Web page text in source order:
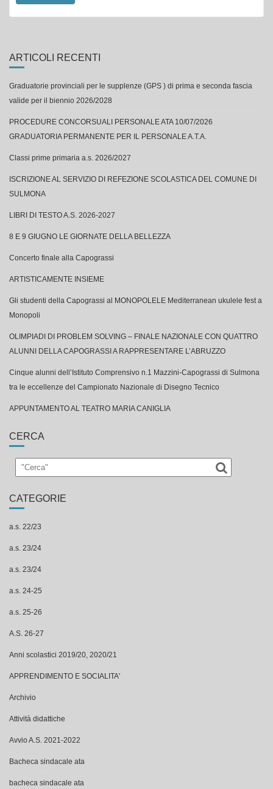
ARTICOLI RECENTI
Graduatorie provinciali per le supplenze (GPS ) di prima e seconda fascia
valide per il biennio 2026/2028
PROCEDURE CONCORSUALI PERSONALE ATA 10/07/2026
GRADUATORIA PERMANENTE PER IL PERSONALE A.T.A.
Classi prime primaria a.s. 2026/2027
ISCRIZIONE AL SERVIZIO DI REFEZIONE SCOLASTICA DEL COMUNE DI
SULMONA
LIBRI DI TESTO A.S. 2026-2027
8 E 9 GIUGNO LE GIORNATE DELLA BELLEZZA
Concerto finale alla Capograssi
ARTISTICAMENTE INSIEME
Gli studenti della Capograssi al MONOPOLELE Mediterranean ukulele fest a
Monopoli
OLIMPIADI DI PROBLEM SOLVING – FINALE NAZIONALE CON QUATTRO
ALUNNI DELLA CAPOGRASSI A RAPPRESENTARE L’ABRUZZO
Cinque alunni dell’Istituto Comprensivo n.1 Mazzini-Capograssi di Sulmona
tra le eccellenze del Campionato Nazionale di Disegno Tecnico
APPUNTAMENTO AL TEATRO MARIA CANIGLIA
CERCA
CATEGORIE
a.s. 22/23
a.s. 23/24
a.s. 23/24
a.s. 24-25
a.s. 25-26
A.S. 26-27
Anni scolastici 2019/20, 2020/21
APPRENDIMENTO E SOCIALITA'
Archivio
Attività didattiche
Avvio A.S. 2021-2022
Bacheca sindacale ata
bacheca sindacale ata